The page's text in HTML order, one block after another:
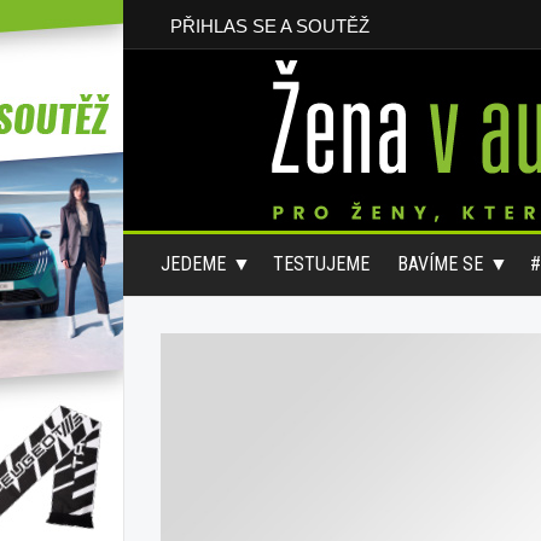
PŘIHLAS SE A SOUTĚŽ
JEDEME TESTUJEME BAVÍME SE